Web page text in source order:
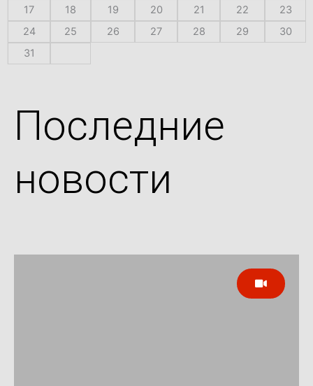
17
18 19 20 21 22
23
24
25 26 27 28 29
30
31
Последние
новости